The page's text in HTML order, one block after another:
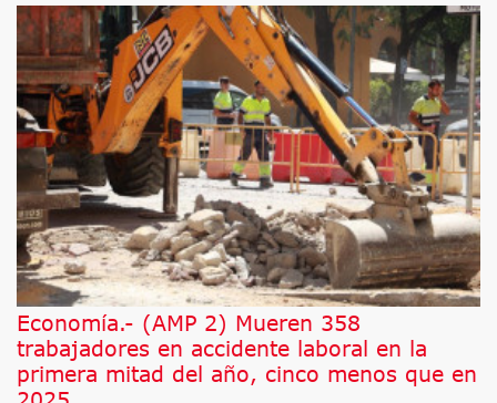
Economía.- (AMP 2) Mueren 358
trabajadores en accidente laboral en la
primera mitad del año, cinco menos que en